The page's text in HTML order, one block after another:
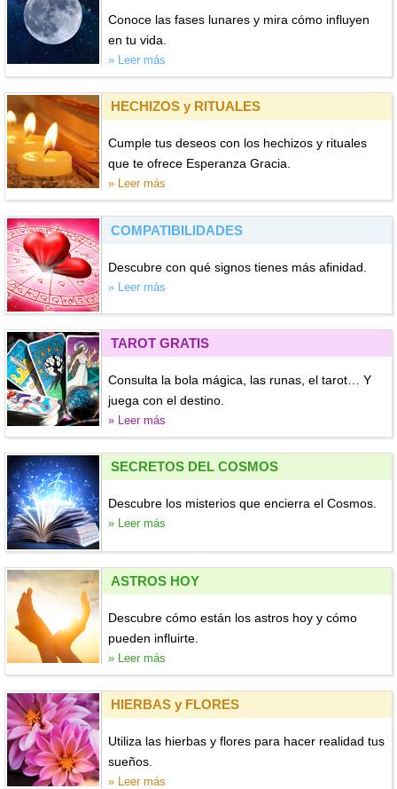
Conoce las fases lunares y mira cómo influyen
en tu vida.
» Leer más
HECHIZOS y RITUALES
Cumple tus deseos con los hechizos y rituales
que te ofrece Esperanza Gracia.
» Leer más
COMPATIBILIDADES
Descubre con qué signos tienes más afinidad.
» Leer más
TAROT GRATIS
Consulta la bola mágica, las runas, el tarot… Y
juega con el destino.
» Leer más
SECRETOS DEL COSMOS
Descubre los misterios que encierra el Cosmos.
» Leer más
ASTROS HOY
Descubre cómo están los astros hoy y cómo
pueden influirte.
» Leer más
HIERBAS y FLORES
Utiliza las hierbas y flores para hacer realidad tus
sueños.
» Leer más